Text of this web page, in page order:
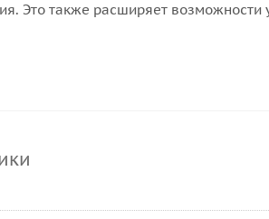
Это также расширяет возможности